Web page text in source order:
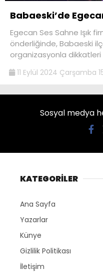
Babaeski’de
Egecan Ses Sahne Işık
önderliğinde, Babaeski
organizasyonla dikkatleri
11 Eylül 2024 Çarşamba
Sosyal medya
KATEGORİLER
Ana Sayfa
Yazarlar
Künye
Gizlilik Politikası
İletişim